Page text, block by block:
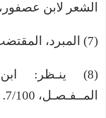
الشعر لابن عصفور،
(7) المبرد، المقتضب، 4/117، 118.
(8) ينـظر:
المــفـصـل، 7/100.